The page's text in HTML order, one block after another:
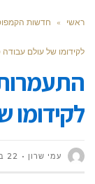
ראשי » חדשות
לקידומו של עולם עבודה
לקידומו
עמי שרון 22 במרץ 2022